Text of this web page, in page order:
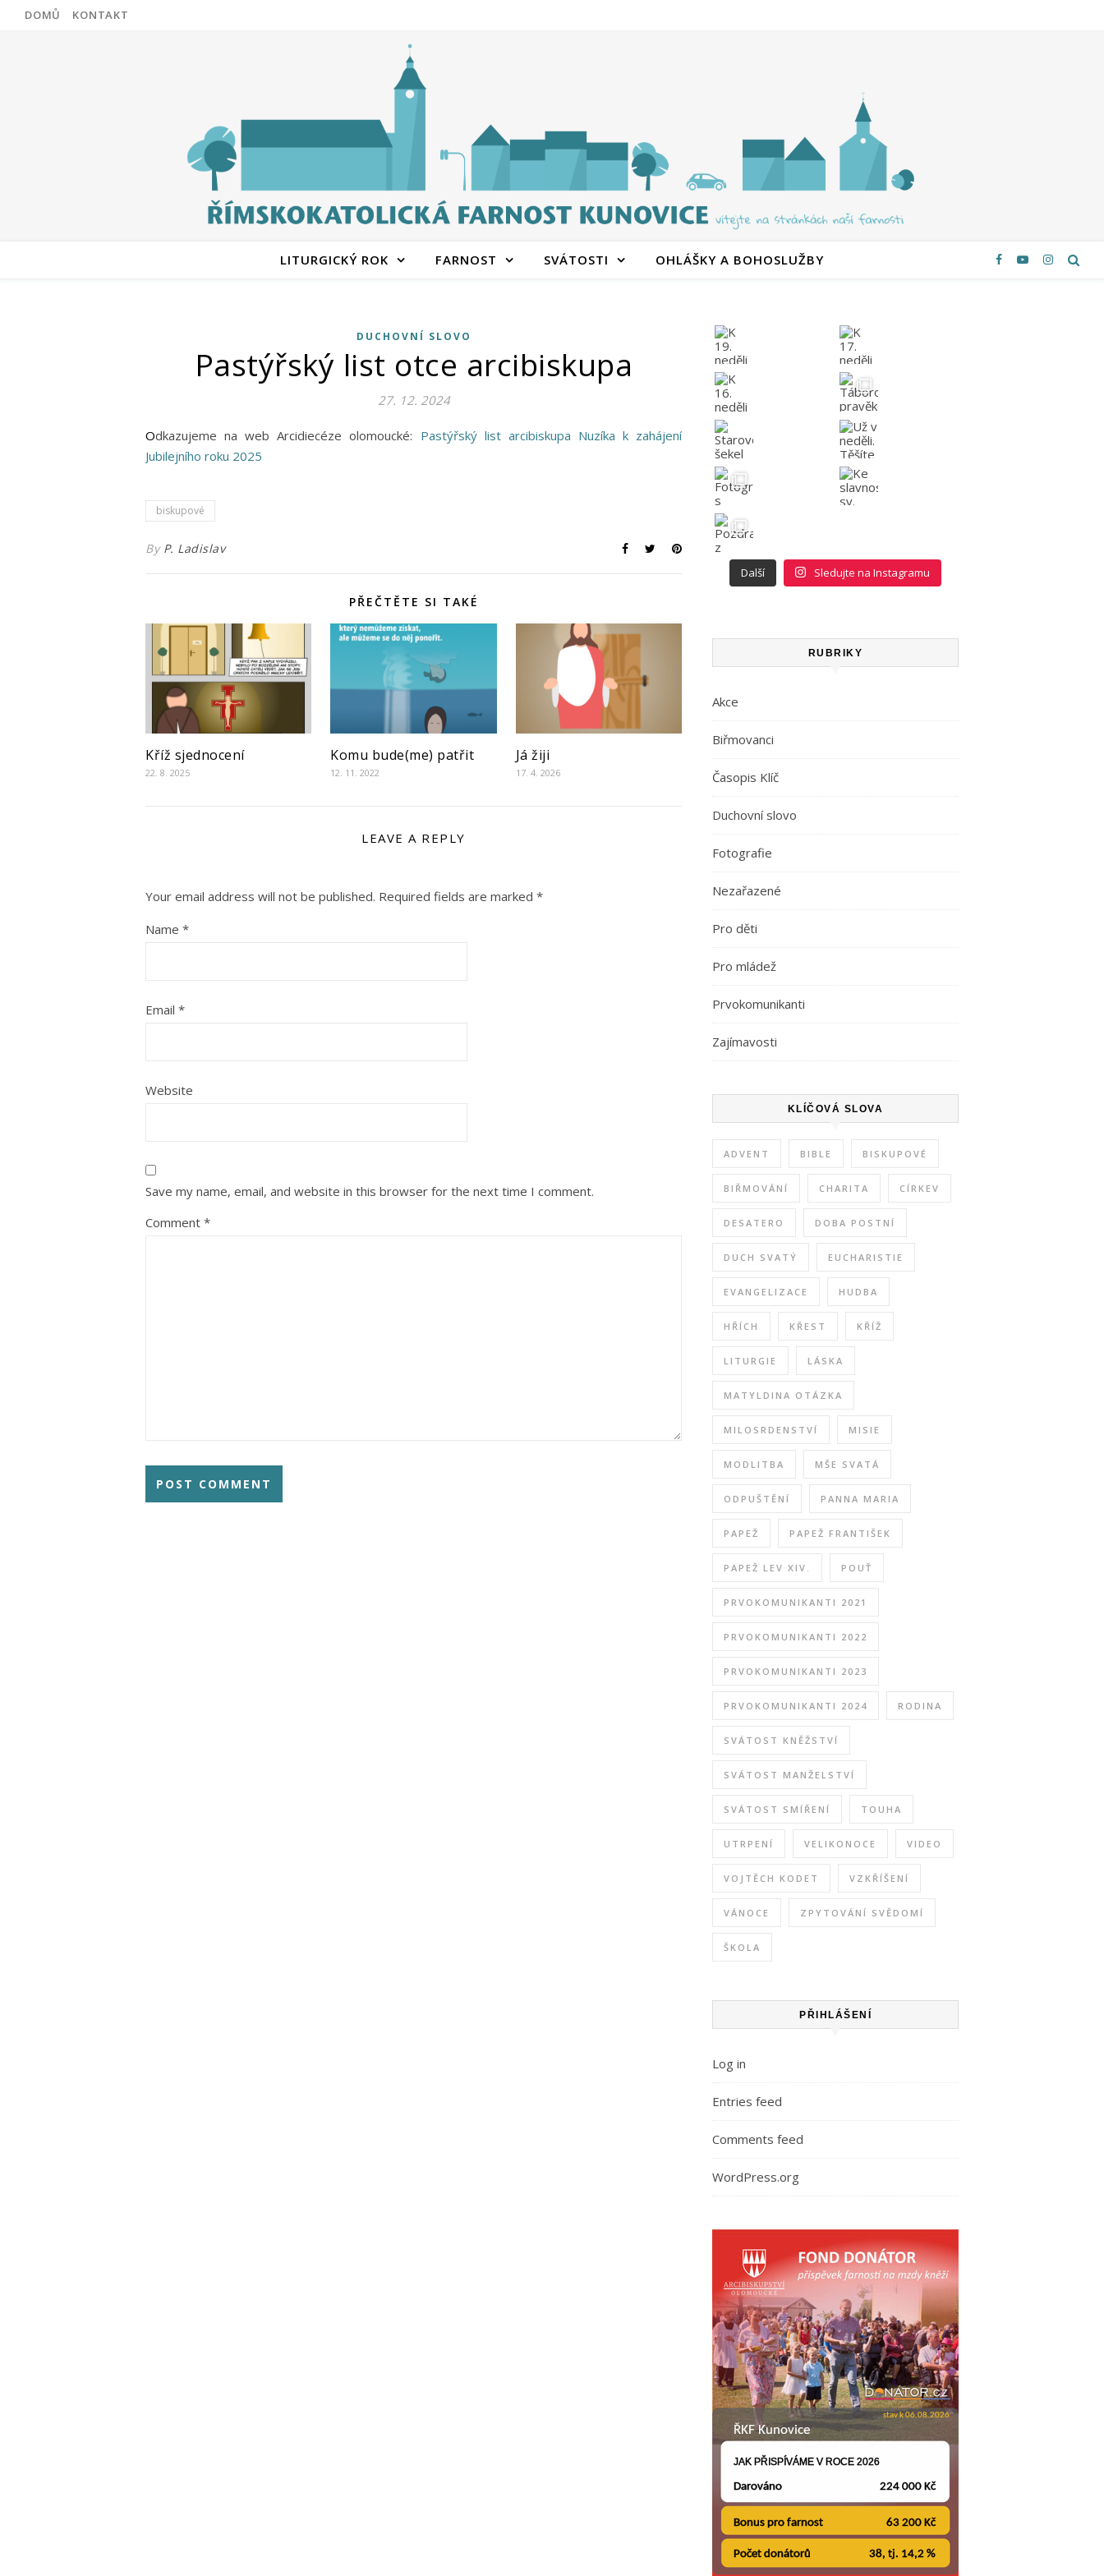
DOMŮ KONTAKT
LITURGICKÝ ROK FARNOST SVÁTOSTI OHLÁŠKY A BOHOSLUŽBY
DUCHOVNÍ SLOVO
Pastýřský list otce arcibiskupa
27. 12. 2024
Odkazujeme na web Arcidiecéze olomoucké: Pastýřský list arcibiskupa Nuzíka k zahájení
Jubilejního roku 2025
biskupové
By P. Ladislav
PŘEČTĚTE SI TAKÉ
Kříž sjednocení
22. 8. 2025
Komu bude(me) patřit
12. 11. 2022
Já žiji
17. 4. 2026
LEAVE A REPLY
Your email address will not be published. Required fields are marked *
Name *
Email *
Website
Save my name, email, and website in this browser for the next time I comment.
Comment *
Další Sledujte na Instagramu
RUBRIKY
Akce
Biřmovanci
Časopis Klíč
Duchovní slovo
Fotografie
Nezařazené
Pro děti
Pro mládež
Prvokomunikanti
Zajímavosti
KLÍČOVÁ SLOVA
ADVENT BIBLE BISKUPOVÉ
BIŘMOVÁNÍ CHARITA CÍRKEV
DESATERO DOBA POSTNÍ
DUCH SVATÝ EUCHARISTIE
EVANGELIZACE HUDBA
HŘÍCH KŘEST KŘÍŽ
LITURGIE LÁSKA
MATYLDINA OTÁZKA
MILOSRDENSTVÍ MISIE
MODLITBA MŠE SVATÁ
ODPUŠTĚNÍ PANNA MARIA
PAPEŽ PAPEŽ FRANTIŠEK
PAPEŽ LEV XIV. POUŤ
PRVOKOMUNIKANTI 2021
PRVOKOMUNIKANTI 2022
PRVOKOMUNIKANTI 2023
PRVOKOMUNIKANTI 2024 RODINA
SVÁTOST KNĚŽSTVÍ
SVÁTOST MANŽELSTVÍ
SVÁTOST SMÍŘENÍ TOUHA
UTRPENÍ VELIKONOCE VIDEO
VOJTĚCH KODET VZKŘÍŠENÍ
VÁNOCE ZPYTOVÁNÍ SVĚDOMÍ
ŠKOLA
PŘIHLÁŠENÍ
Log in
Entries feed
Comments feed
WordPress.org